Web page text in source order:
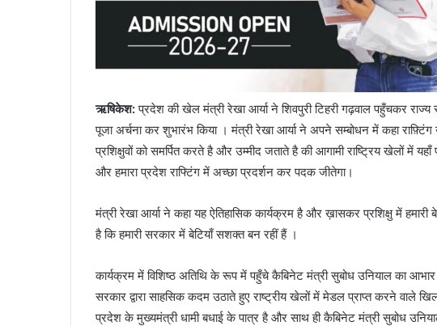
ऋषिकेश:प्रदेश की खेल मंत्री रेखा आर्या ने शिवपुरी टिहरी गढ़वाल पहुँचकर राज्य
पूजा अर्चना कर शुभारंभ किया । मंत्री रेखा आर्या ने अपने सम्बोधन में कहा
प्रशिक्षुवों को समर्पित करते है और उम्मीद जताते है की आगामी राष्ट्रिय खेलों में
और हमारा प्रदेश राफ्टिंग में अच्छा प्रदर्शन कर पदक जीतेगा।
मंत्री रेखा आर्या ने कहा यह ऐतिहासिक कार्यक्रम है और ख़ासकर प्रशिक्षु में
है कि हमारी सरकार में बेटियाँ सशक्त बन रहीं हैं ।
कार्यक्रम में विशिष्ठ अतिथि के रूप में पहुँचे कैबिनेट मंत्री सुबोध उनियाल का
सरकार द्वारा साहसिक कदम उठाते हुए राष्ट्रीय खेलों में मेडल प्राप्त करने वाले
प्रदेश के मुख्यमंत्री धामी बधाई के पात्र है और साथ ही कैबिनेट मंत्री सुबोध